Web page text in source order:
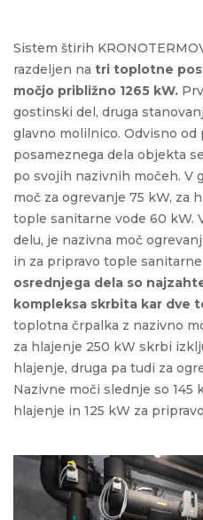
Sistem štirih
razdeljen na tri toplotne
močjo približno 1265 kW.
gostinski del, druga
glavno molilnico. Odvisno
posameznega dela objekta
po svojih nazivnih močeh. V
moč za ogrevanje 75 kW, za
tople sanitarne vode 60 kW.
delu, je nazivna moč
in za pripravo tople
osrednjega dela so
kompleksa skrbita kar dve
toplotna črpalka z nazivno
za hlajenje 250 kW skrbi
hlajenje, druga pa tudi za
Nazivne moči slednje so 145
hlajenje in 125 kW za